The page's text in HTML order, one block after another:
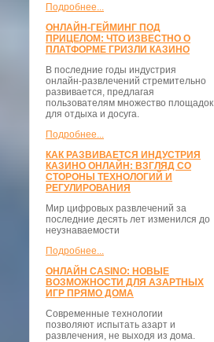
Подробнее...
ОНЛАЙН-ГЕЙМИНГ ПОД
ПРИЦЕЛОМ: ЧТО ИЗВЕСТНО О
ПЛАТФОРМЕ ГРИЗЛИ КАЗИНО
В последние годы индустрия
онлайн-развлечений стремительно
развивается, предлагая
пользователям множество площадок
для отдыха и досуга.
Подробнее...
КАК РАЗВИВАЕТСЯ ИНДУСТРИЯ
КАЗИНО ОНЛАЙН: ВЗГЛЯД СО
СТОРОНЫ ТЕХНОЛОГИЙ И
РЕГУЛИРОВАНИЯ
Мир цифровых развлечений за
последние десять лет изменился до
неузнаваемости
Подробнее...
ОНЛАЙН CASINO: НОВЫЕ
ВОЗМОЖНОСТИ ДЛЯ АЗАРТНЫХ
ИГР ПРЯМО ДОМА
Современные технологии
позволяют испытать азарт и
развлечения, не выходя из дома.